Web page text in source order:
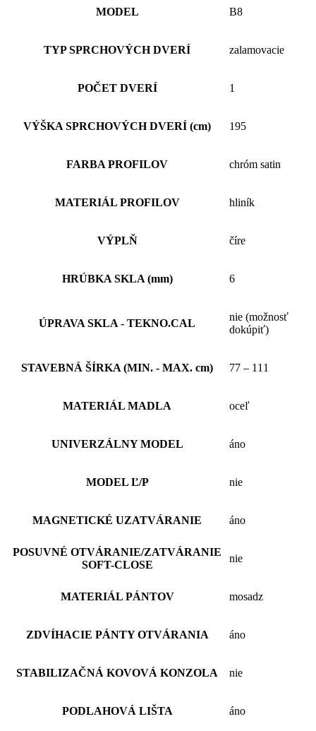
MODEL B8
TYP SPRCHOVÝCH DVERÍ zalamovacie
POČET DVERÍ 1
VÝŠKA SPRCHOVÝCH DVERÍ (cm) 195
FARBA PROFILOV chróm satin
MATERIÁL PROFILOV hliník
VÝPLŇ číre
HRÚBKA SKLA (mm) 6
ÚPRAVA SKLA - TEKNO.CAL
nie (možnosť
dokúpiť)
STAVEBNÁ ŠÍRKA (MIN. - MAX. cm) 77 – 111
MATERIÁL MADLA oceľ
UNIVERZÁLNY MODEL áno
MODEL Ľ/P nie
MAGNETICKÉ UZATVÁRANIE áno
POSUVNÉ OTVÁRANIE/ZATVÁRANIE
SOFT-CLOSE
nie
MATERIÁL PÁNTOV mosadz
ZDVÍHACIE PÁNTY OTVÁRANIA áno
STABILIZAČNÁ KOVOVÁ KONZOLA nie
PODLAHOVÁ LIŠTA áno